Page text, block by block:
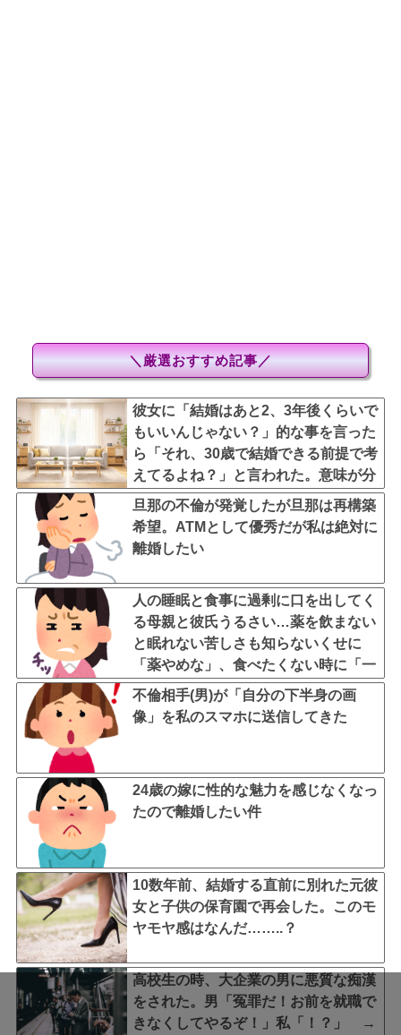
＼厳選おすすめ記事／
彼女に「結婚はあと2、3年後くらいで
もいいんじゃない？」的な事を言った
ら「それ、30歳で結婚できる前提で考
えてるよね？」と言われた。意味が分
からず聞き返したら…
旦那の不倫が発覚したが旦那は再構築
希望。ATMとして優秀だが私は絶対に
離婚したい
人の睡眠と食事に過剰に口を出してく
る母親と彼氏うるさい…薬を飲まない
と眠れない苦しさも知らないくせに
「薬やめな」、食べたくない時に「一
口食べて」としつこい無神経すぎ
る！！
不倫相手(男)が「自分の下半身の画
像」を私のスマホに送信してきた
24歳の嫁に性的な魅力を感じなくなっ
たので離婚したい件
10数年前、結婚する直前に別れた元彼
女と子供の保育園で再会した。このモ
ヤモヤ感はなんだ……..？
高校生の時、大企業の男に悪質な痴漢
をされた。男「冤罪だ！お前を就職で
きなくしてやるぞ！」私「！？」 →